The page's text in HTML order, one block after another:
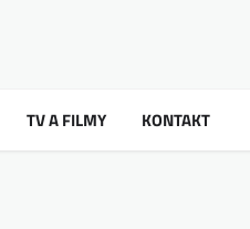
TV A FILMY KONTAKT